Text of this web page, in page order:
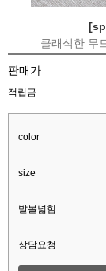
클래식한 무
판매가
적립금
color
size
발볼넓힘
상담요청